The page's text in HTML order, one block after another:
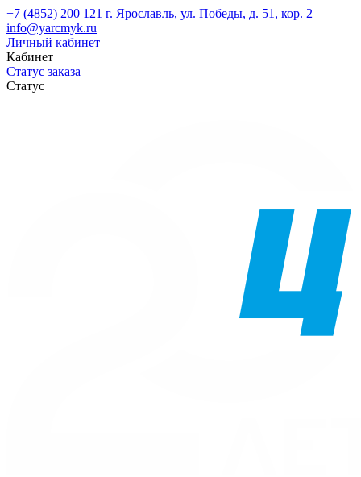
+7 (4852) 200 121 г. Ярославль, ул. Победы, д. 51, кор. 2
info@yarcmyk.ru
Личный кабинет
Кабинет
Статус заказа
Статус